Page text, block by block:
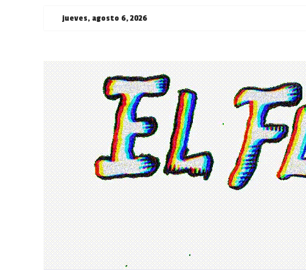
Saltarjueves, agosto 6, 2026
¯\_(ツ)_/
¯